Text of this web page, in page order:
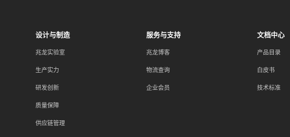
设计与制造
兆龙实验室
生产实力
研发创新
质量保障
供应链管理
服务与支持
兆龙博客
物流查询
企业会员
文档中心
产品目录
白皮书
技术标准